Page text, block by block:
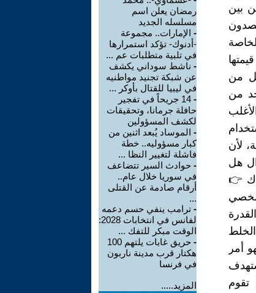
بين
من
من
، بل بصراحة 🫥 وعلى الأغلب
لأن
هل
👉
أمر
تقوم
رمضان يعلن اسم
مسلسله الجديد
- الإمارات.. مجموعة
-أدنوك- تؤكد استمرارها
في تلبية متطلبات عم ...
- ناشط سوداني يكشف
عن شبكة تجنيد مواطنيه
في ليبيا للقتال بأوكر ...
-
14 جريحاً في تفجير
حافلة جرمانا، وتحقيقات
لكشف المسؤولين
- الموساد يُبعد اثنين من
كبار مسؤوليه.. خطة
فاشلة لتغيير النظا ...
- حوادث السير تتضاعف
في سوريا خلال عام..
أرقام صادمة عن القتلى
...
- ترامب ينفي حسم دعمه
لفانس في انتخابات 2028:
الوقت مبكر للتفك ...
-
حريق غابات يلتهم 100
هكتار قرب مدينة ناربون
في فرنسا
المزيد.....